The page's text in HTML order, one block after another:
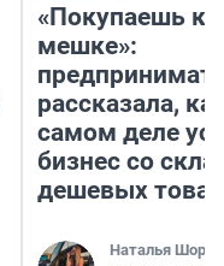
«Покупаешь
мешке»:
рассказала,
самом деле
бизнес со
дешевых
Наталья